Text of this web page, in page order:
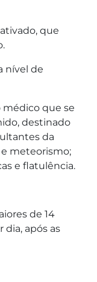
que
nível de
que se
destinado
da
e meteorismo;
e flatulência.
de 14
dia, após as